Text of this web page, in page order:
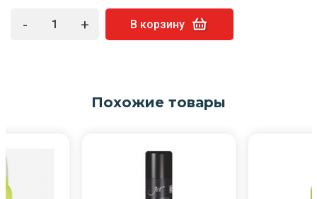
- + В корзину
Похожие товары